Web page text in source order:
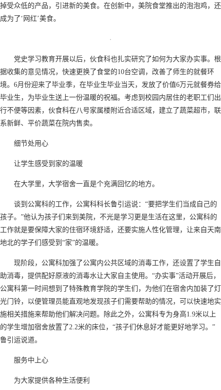
掉受众低的产品，引进新的美食。在创新中，美院食堂推出的泡泡鸡，还
成为了‘网红’美食。
党史学习教育开展以后，伙食科也扎实研究了如何为大家办实事。根
据收集的意见情况，快速更换了食堂的10台空调，改善了师生的就餐环
境。6月份迎来了毕业季，在毕业生毕业当天，发放了价值6万元就餐券给
毕业生，为毕业生送上一份温暖的祝福。考虑到校园内居住的老职工们出
行不便等因素，伙食科在八号家属楼附近合适区域，建立了蔬菜超市，联
系新鲜、平价蔬菜在院内售卖。
细节处用心
让学生感受到家的温暖
在大学里，大学宿舍一直是个充满回忆的地方。
谈到公寓科的工作，公寓科科长鲁引运说：“要把学生们当成自己的
孩子。”他认为孩子们来到美院，不光是学习更是生活在这里，公寓科的
工作就是要保障大家的住宿环境舒适，还要实施人性化管理，让来自天南
地北的学子们感受到“家”的温暖。
现阶段，公寓科加强了公寓内公共区域的消毒工作，还设置了学生自
助消毒，提供配好原液的消毒水让大家自主使用。“办实事”活动开展后，
公寓科第一时间想到了特殊教育学院的学生们，为他们在宿舍内加装了灯
光门铃，以便管理员能直观地发现孩子们需要帮助的情况，可以快速地实
施相关措施来帮助他们解决问题。除此之外，公寓科专为身高1.9米以上
的学生增加宿舍放置了2.2米的床位，“孩子们休息好才能更好地学习。”
鲁引运说道。
服务中上心
为大家提供各种生活便利